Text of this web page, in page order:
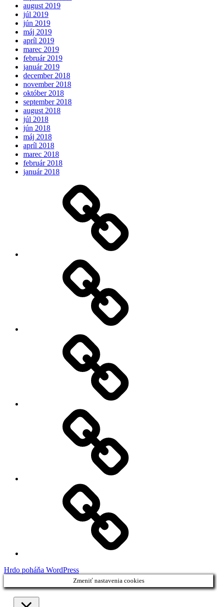
august 2019
júl 2019
jún 2019
máj 2019
apríl 2019
marec 2019
február 2019
január 2019
december 2018
november 2018
október 2018
september 2018
august 2018
júl 2018
jún 2018
máj 2018
apríl 2018
marec 2018
február 2018
január 2018
Hrdo poháňa WordPress
Zmeniť nastavenia cookies